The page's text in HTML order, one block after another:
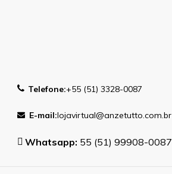
Telefone:+55 (51) 3328-0087
E-mail:lojavirtual@anzetutto.com.br
Whatsapp: 55 (51) 99908-0087